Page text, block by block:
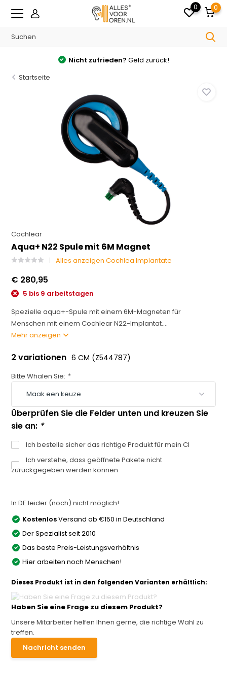
0 0
Nicht zufrieden? Geld zurück!
Startseite
Cochlear
Aqua+ N22 Spule mit 6M Magnet
Alles anzeigen Cochlea Implantate
€ 280,95
5 bis 9 arbeitstagen
Spezielle aqua+-Spule mit einem 6M-Magneten für
Menschen mit einem Cochlear N22-Implantat....
Mehr anzeigen
2 variationen 6 CM (Z544787)
Bitte Whalen Sie: *
Überprüfen Sie die Felder unten und kreuzen Sie
sie an: *
Ich bestelle sicher das richtige Produkt für mein CI
Ich verstehe, dass geöffnete Pakete nicht
zurückgegeben werden können
In DE leider (noch) nicht möglich!
KostenlosVersand ab €150 in Deutschland
Der Spezialist seit 2010
Das beste Preis-Leistungsverhältnis
Hier arbeiten noch Menschen!
Dieses Produkt ist in den folgenden Varianten erhältlich:
Haben Sie eine Frage zu diesem Produkt?
Unsere Mitarbeiter helfen Ihnen gerne, die richtige Wahl zu
treffen.
Nachricht senden